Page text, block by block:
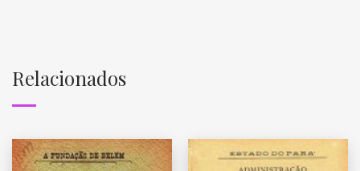
Relacionados